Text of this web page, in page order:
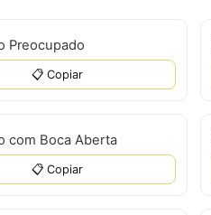
Preocupado
📋 Copiar
com Boca Aberta
📋 Copiar